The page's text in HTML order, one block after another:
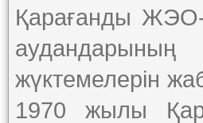
Қарағанды
жүктемелерін
1970 жылы